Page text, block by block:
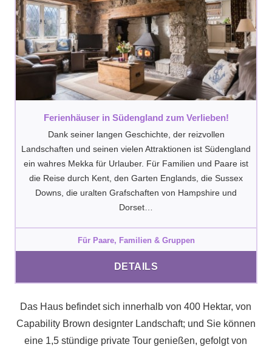
Ferienhäuser in Südengland zum Verlieben!
Dank seiner langen Geschichte, der reizvollen
Landschaften und seinen vielen Attraktionen ist Südengland
ein wahres Mekka für Urlauber. Für Familien und Paare ist
die Reise durch Kent, den Garten Englands, die Sussex
Downs, die uralten Grafschaften von Hampshire und
Dorset…
Für Paare, Familien & Gruppen
DETAILS
Das Haus befindet sich innerhalb von 400 Hektar, von
Capability Brown designter Landschaft; und Sie können
eine 1,5 stündige private Tour genießen, gefolgt von